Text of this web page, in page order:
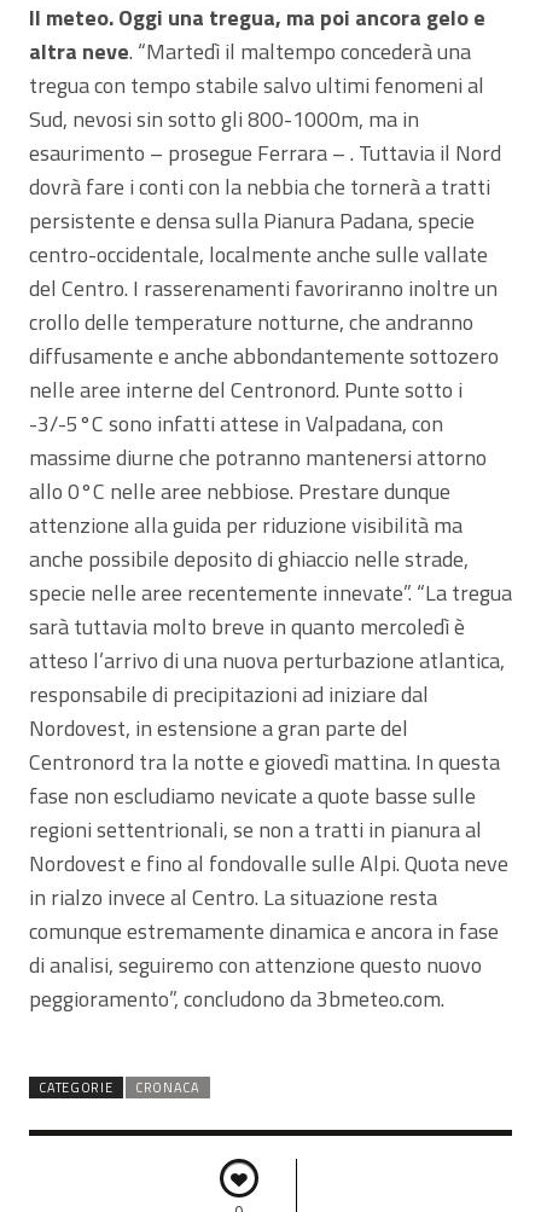
Il meteo. Oggi una tregua, ma poi ancora gelo e
altra neve. “Martedì il maltempo concederà una
tregua con tempo stabile salvo ultimi fenomeni al
Sud, nevosi sin sotto gli 800-1000m, ma in
esaurimento – prosegue Ferrara – . Tuttavia il Nord
dovrà fare i conti con la nebbia che tornerà a tratti
persistente e densa sulla Pianura Padana, specie
centro-occidentale, localmente anche sulle vallate
del Centro. I rasserenamenti favoriranno inoltre un
crollo delle temperature notturne, che andranno
diffusamente e anche abbondantemente sottozero
nelle aree interne del Centronord. Punte sotto i
-3/-5°C sono infatti attese in Valpadana, con
massime diurne che potranno mantenersi attorno
allo 0°C nelle aree nebbiose. Prestare dunque
attenzione alla guida per riduzione visibilità ma
anche possibile deposito di ghiaccio nelle strade,
specie nelle aree recentemente innevate”. “La tregua
sarà tuttavia molto breve in quanto mercoledì è
atteso l’arrivo di una nuova perturbazione atlantica,
responsabile di precipitazioni ad iniziare dal
Nordovest, in estensione a gran parte del
Centronord tra la notte e giovedì mattina. In questa
fase non escludiamo nevicate a quote basse sulle
regioni settentrionali, se non a tratti in pianura al
Nordovest e fino al fondovalle sulle Alpi. Quota neve
in rialzo invece al Centro. La situazione resta
comunque estremamente dinamica e ancora in fase
di analisi, seguiremo con attenzione questo nuovo
peggioramento”, concludono da 3bmeteo.com.
CATEGORIE CRONACA